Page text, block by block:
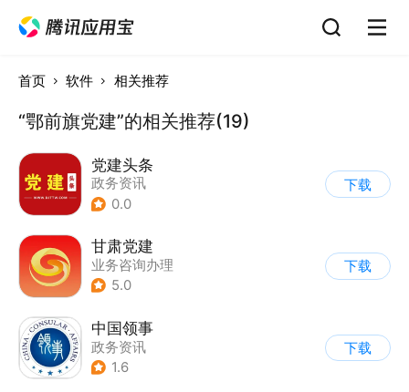
首页 软件 相关推荐
“鄂前旗党建”的相关推荐(19)
党建头条
政务资讯
0.0
下载
甘肃党建
业务咨询办理
5.0
下载
中国领事
政务资讯
1.6
下载